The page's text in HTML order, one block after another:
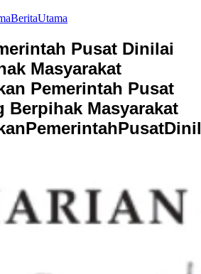
BeritaUtama
Pusat Dinilai
Masyarakat
Pemerintah Pusat
Berpihak Masyarakat
anPemerintahPusatDinil